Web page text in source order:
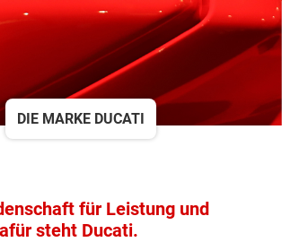
DIE MARKE DUCATI
für Leistung und
steht Ducati.